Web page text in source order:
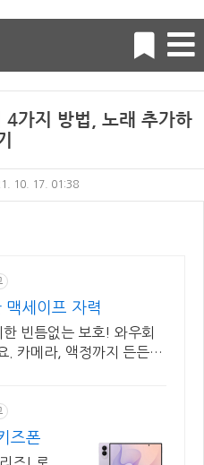
4가지 방법, 노래 추가하
10. 17. 01:38
맥세이프 자력
빈틈없는 보호! 와우회
. 카메라, 액정까지 든든하
즈폰